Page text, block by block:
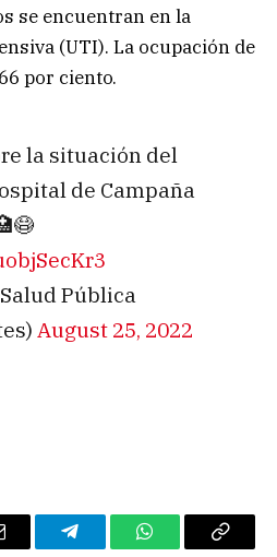
se encuentran en la
(UTI). La ocupación de
por ciento.
la situación del
de Campaña
Pública
August 25, 2022
TelegramWhatsAppCopy